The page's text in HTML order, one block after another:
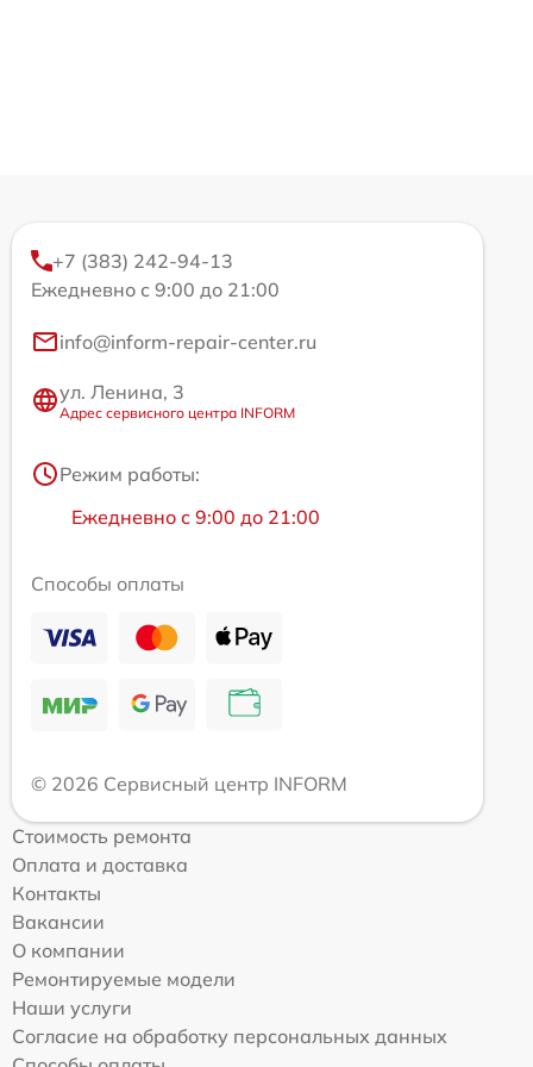
+7 (383) 242-94-13
Ежедневно с 9:00 до 21:00
info@inform-repair-center.ru
ул. Ленина, 3
Адрес сервисного центра INFORM
Режим работы:
Ежедневно с 9:00 до 21:00
Способы оплаты
© 2026 Сервисный центр INFORM
Стоимость ремонта
Оплата и доставка
Контакты
Вакансии
О компании
Ремонтируемые модели
Наши услуги
Согласие на обработку персональных данных